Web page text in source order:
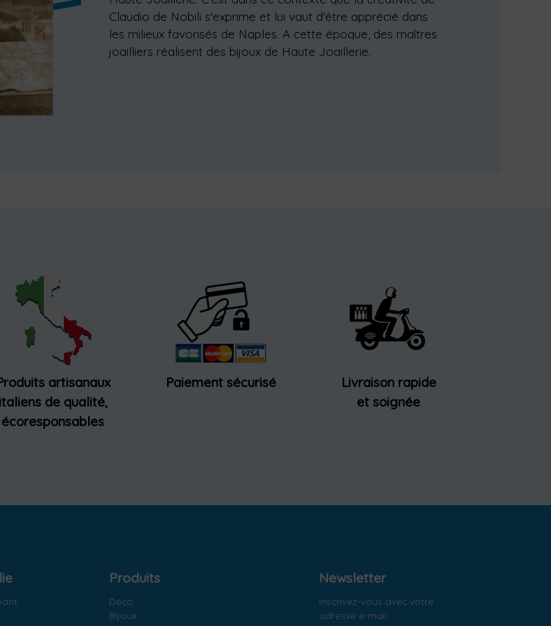
Claudio de Nobili s'exprime et lui vaut d'être apprécié dans
les milieux favorisés de Naples. A cette époque, des maîtres
joailliers réalisent des bijoux de Haute Joaillerie.
artisanaux
italiens de qualité,
écoresponsables
Paiement sécurisé
Livraison rapide
et soignée
Produits
Déco
Bijoux
Newsletter
Inscrivez-vous avec votre
adresse e-mail.